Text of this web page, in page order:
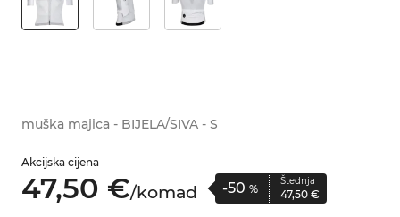
muška majica - BIJELA/SIVA - S
Akcijska cijena
47,50 €/komad -50 %
Štednja
47,50 €